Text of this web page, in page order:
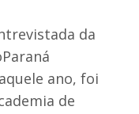
da
ano, foi
de